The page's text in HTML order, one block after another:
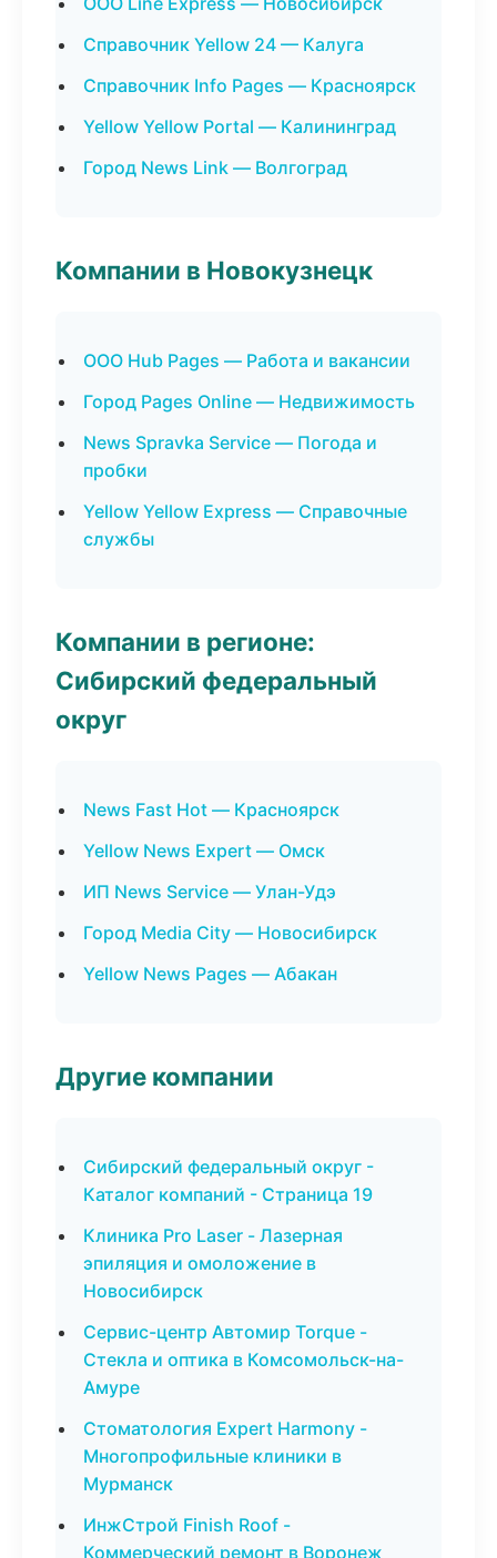
Справочник Yellow 24 — Калуга
Справочник Info Pages — Красноярск
Yellow Yellow Portal — Калининград
Город News Link — Волгоград
Компании в Новокузнецк
ООО Hub Pages — Работа и вакансии
Город Pages Online — Недвижимость
News Spravka Service — Погода и
пробки
Yellow Yellow Express — Справочные
службы
Компании в регионе:
Сибирский федеральный
округ
News Fast Hot — Красноярск
Yellow News Expert — Омск
ИП News Service — Улан-Удэ
Город Media City — Новосибирск
Yellow News Pages — Абакан
Другие компании
Сибирский федеральный округ -
Каталог компаний - Страница 19
Клиника Pro Laser - Лазерная
эпиляция и омоложение в
Новосибирск
Сервис-центр Автомир Torque -
Стекла и оптика в Комсомольск-на-
Амуре
Стоматология Expert Harmony -
Многопрофильные клиники в
Мурманск
ИнжСтрой Finish Roof -
Коммерческий ремонт в Воронеж